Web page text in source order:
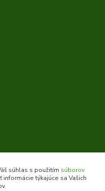
súhlas s použitím súborov
informácie týkajúce sa Vašich